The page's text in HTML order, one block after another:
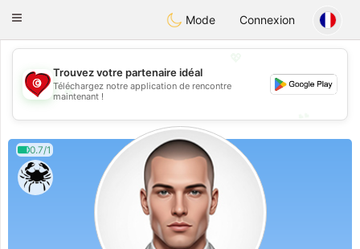
Tunisia Dating
Toggle
Mode Connexion
💖
💕
Trouvez votre partenaire idéal
Téléchargez notre application de rencontre
maintenant !
0.7/1